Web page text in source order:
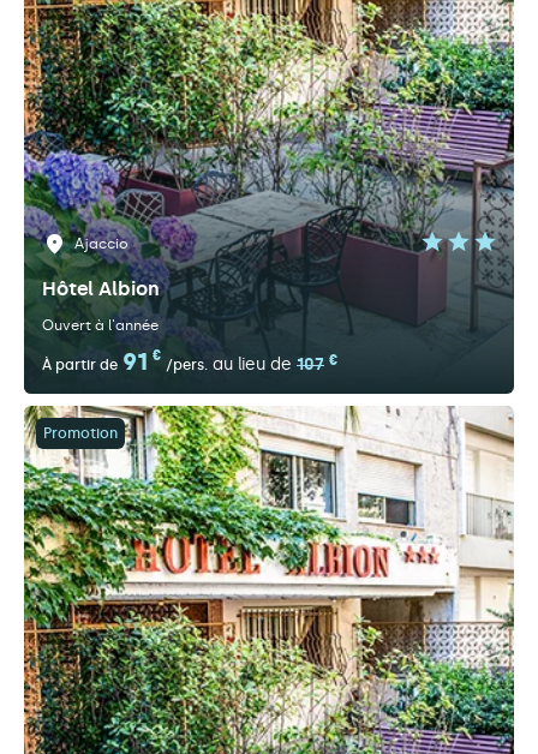
Ajaccio
Hôtel Albion
Ouvert à l'année
À partir de 91 €
/pers. au lieu de 107 €
Promotion